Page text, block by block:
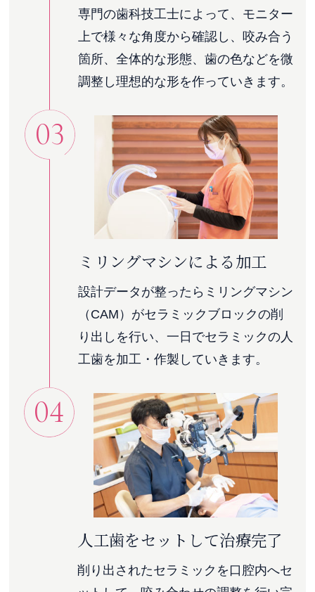
専門の歯科技工士によって、モニター
上で様々な角度から確認し、咬み合う
箇所、全体的な形態、歯の色などを微
調整し理想的な形を作っていきます。
03
ミリングマシンによる加工
設計データが整ったらミリングマシン
（CAM）がセラミックブロックの削
り出しを行い、一日でセラミックの人
工歯を加工・作製していきます。
04
人工歯をセットして治療完了
削り出されたセラミックを口腔内へセ